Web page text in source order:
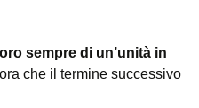
sempre di un’unità in
che il termine successivo